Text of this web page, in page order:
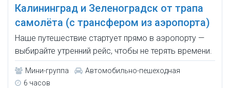
Калининград и Зеленоградск от трапа
самолёта (с трансфером из аэропорта)
Наше путешествие стартует прямо в аэропорту —
выбирайте утренний рейс, чтобы не терять времени.
Мини-группа
Автомобильно-пешеходная
6 часов